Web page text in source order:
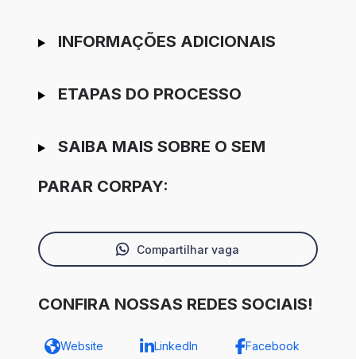
INFORMAÇÕES ADICIONAIS
ETAPAS DO PROCESSO
SAIBA MAIS SOBRE O SEM
PARAR CORPAY:
Compartilhar vaga
CONFIRA NOSSAS REDES SOCIAIS!
Website LinkedIn Facebook